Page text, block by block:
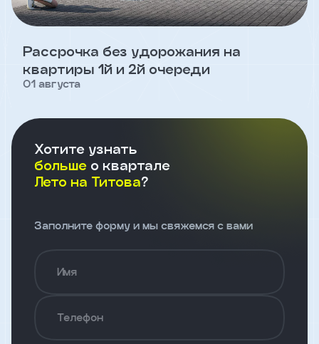
Рассрочка без удорожания на
квартиры 1й и 2й очереди
01 августа
Хотите узнать
больше о квартале
Лето на Титова?
Заполните форму и мы свяжемся с вами
Имя
Телефон
Фамилия
Имя
Телефон
обработку